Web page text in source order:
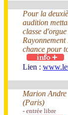
Pour la
audition
classe
chance pour
Lien :
Marion Andre
(Paris)
- entrée libre